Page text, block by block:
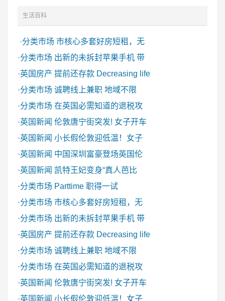
生活百科
·分类市场 市核心多套好房短租，无
·分类市场 出新的未拆封苹果手机 带
·英国房产 提前还存款 Decreasing life
·分类市场 诚聘线上兼职 地域不限
·分类市场 在英国必需知道的退税攻
·英国新闻 伦敦唐宁街突发! 女子开车
·英国新闻 小长假伦敦迎低温！女子
·英国新闻 中国深圳富豪登场英国伦
·英国新闻 凯特王妃变身“真人芭比
·分类市场 Parttime 职得一试
·分类市场 市核心多套好房短租，无
·分类市场 出新的未拆封苹果手机 带
·英国房产 提前还存款 Decreasing life
·分类市场 诚聘线上兼职 地域不限
·分类市场 在英国必需知道的退税攻
·英国新闻 伦敦唐宁街突发! 女子开车
·英国新闻 小长假伦敦迎低温！女子